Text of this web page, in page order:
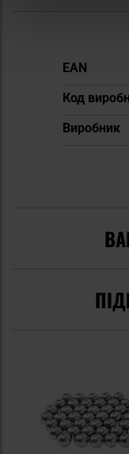
Докладніше
EAN
Код
Виробник